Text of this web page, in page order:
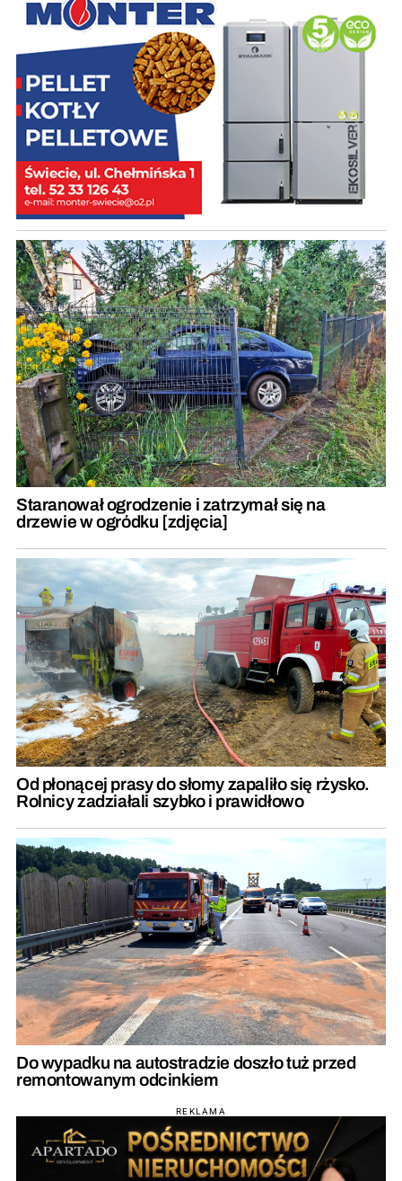
Staranował ogrodzenie i zatrzymał się na
drzewie w ogródku [zdjęcia]
Od płonącej prasy do słomy zapaliło się rżysko.
Rolnicy zadziałali szybko i prawidłowo
Do wypadku na autostradzie doszło tuż przed
remontowanym odcinkiem
REKLAMA